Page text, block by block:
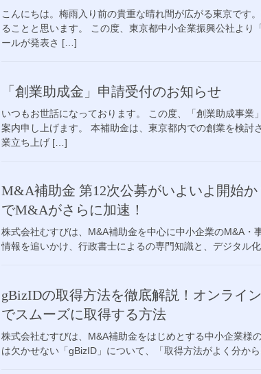
こんにちは。梅雨入り前の貴重な晴れ間が広がる東京です
ることと思います。 この度、東京都中小企業振興公社より
ールが発表さ […]
「創業助成金」申請受付のお知らせ
いつもお世話になっております。 この度、「創業助成事
案内申し上げます。 本補助金は、東京都内での創業を検
業立ち上げ […]
M&A補助金 第12次公募がいよいよ開始
でM&Aがさらに加速！
株式会社むすびは、M&A補助金を中心に中小企業のM&A
情報を追いかけ、行政書士によるの専門知識と、デジタル
gBizIDの取得方法を徹底解説！オンライ
でスムーズに取得する方法
株式会社むすびは、M&A補助金をはじめとする中小企業様
は欠かせない「gBizID」について、「取得方法がよく分か